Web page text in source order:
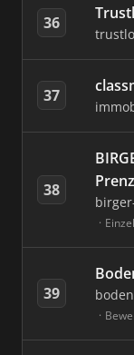
36
37
38
39